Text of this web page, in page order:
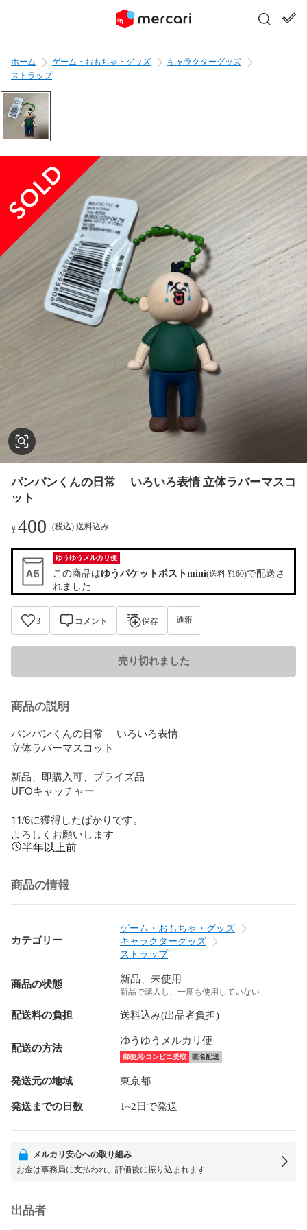
ホーム ゲーム・おもちゃ・グッズ
キャラクターグッズ
ストラップ
パンパンくんの日常 いろいろ表情 立体ラバーマスコ
ット
¥400 (税込) 送料込み
ゆうゆうメルカリ便
この商品はゆうパケットポストmini(送料 ¥160)で配送さ
れました
3 コメント 保存 通報
売り切れました
商品の説明
パンパンくんの日常 　いろいろ表情
立体ラバーマスコット
新品、即購入可、プライズ品
UFOキャッチャー
11/6に獲得したばかりです。
よろしくお願いします
半年以上前
商品の情報
カテゴリー
ゲーム・おもちゃ・グッズ
キャラクターグッズ
ストラップ
商品の状態 新品、未使用
新品で購入し、一度も使用していない
配送料の負担 送料込み(出品者負担)
配送の方法
ゆうゆうメルカリ便
郵便局/コンビニ受取 匿名配送
発送元の地域 東京都
発送までの日数 1~2日で発送
メルカリ安心への取り組み
お金は事務局に支払われ、評価後に振り込まれます
出品者